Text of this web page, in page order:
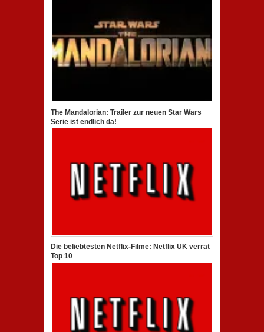
The Mandalorian: Trailer zur neuen Star Wars
Serie ist endlich da!
Die beliebtesten Netflix-Filme: Netflix UK verrät
Top 10